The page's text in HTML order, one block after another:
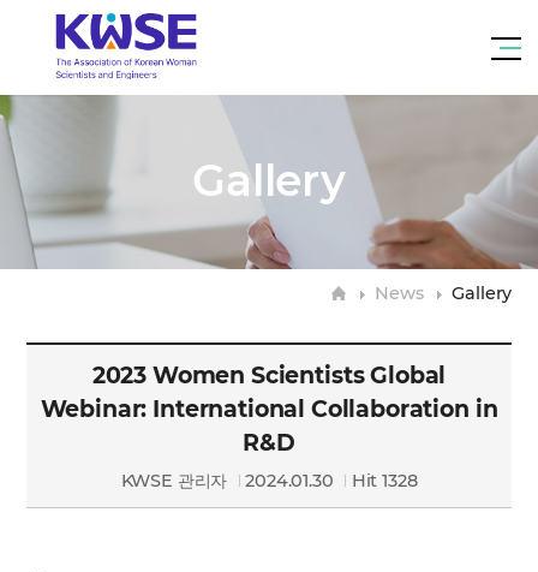
여
학
기
술
인
Gallery
H News Gallery
2023 Women Scientists Global
Webinar: International Collaboration in
R&D
KWSE 관리자 2024.01.30 Hit 1328